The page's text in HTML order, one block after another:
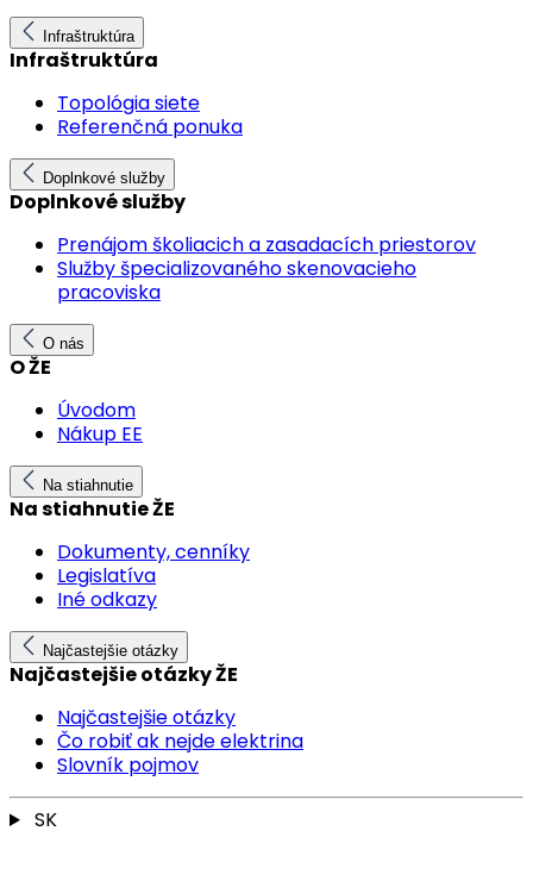
Infraštruktúra
Infraštruktúra
Topológia siete
Referenčná ponuka
Doplnkové služby
Doplnkové služby
Prenájom školiacich a zasadacích priestorov
Služby špecializovaného skenovacieho
pracoviska
O nás
O ŽE
Úvodom
Nákup EE
Na stiahnutie
Na stiahnutie ŽE
Dokumenty, cenníky
Legislatíva
Iné odkazy
Najčastejšie otázky
Najčastejšie otázky ŽE
Najčastejšie otázky
Čo robiť ak nejde elektrina
Slovník pojmov
SK